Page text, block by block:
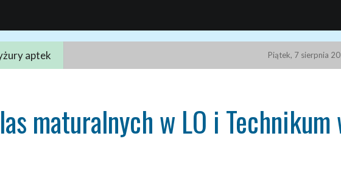
aptek Piątek, 7 sierpnia
maturalnych w LO i Technikum